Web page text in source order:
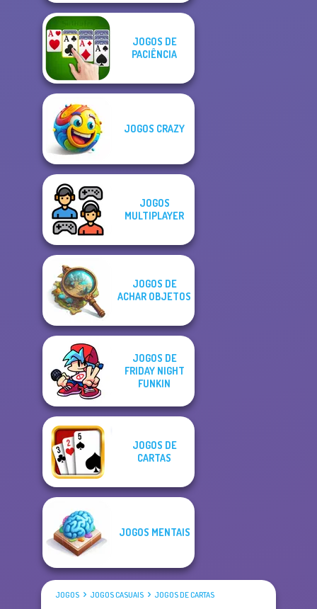
JOGOS DE
PACIÊNCIA
JOGOS CRAZY
JOGOS
MULTIPLAYER
JOGOS DE
ACHAR OBJETOS
JOGOS DE
FRIDAY NIGHT
FUNKIN
JOGOS DE
CARTAS
JOGOS MENTAIS
JOGOS JOGOS CASUAIS JOGOS DE CARTAS